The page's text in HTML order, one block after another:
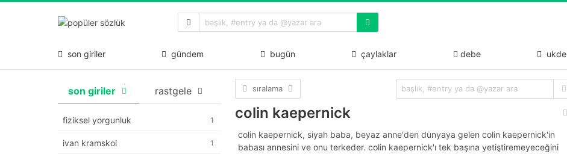
son giriler gündem bugün çaylaklar debe ukde
son giriler rastgele
fiziksel yorgunluk 1
ivan kramskoi 1
sıralama
colin kaepernick
colin kaepernick, siyah baba, beyaz anne'den dünyaya gelen colin kaepernick'in
babası annesini ve onu terkeder. colin kaepernick'ı tek başına yetiştiremeyeceğini